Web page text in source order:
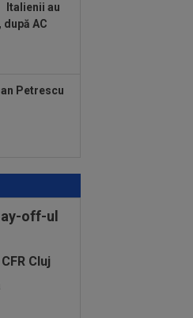
Italienii au
AC
Petrescu
off-ul
Cluj